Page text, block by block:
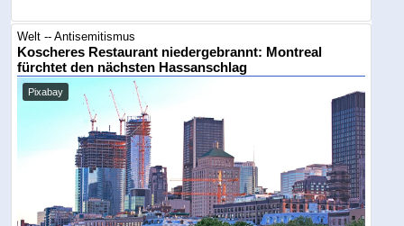
Welt -- Antisemitismus
Koscheres Restaurant niedergebrannt: Montreal
fürchtet den nächsten Hassanschlag
Pixabay